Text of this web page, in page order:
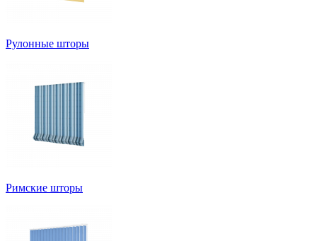
Рулонные шторы
Римские шторы